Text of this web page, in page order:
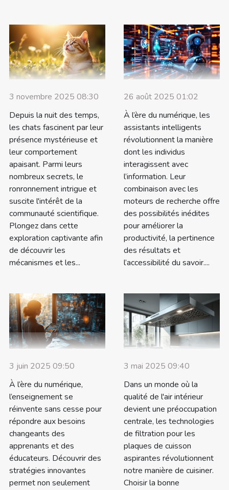
3 novembre 2025 08:30
Depuis la nuit des temps,
les chats fascinent par leur
présence mystérieuse et
leur comportement
apaisant. Parmi leurs
nombreux secrets, le
ronronnement intrigue et
suscite l'intérêt de la
communauté scientifique.
Plongez dans cette
exploration captivante afin
de découvrir les
mécanismes et les...
26 août 2025 01:02
À l’ère du numérique, les
assistants intelligents
révolutionnent la manière
dont les individus
interagissent avec
l’information. Leur
combinaison avec les
moteurs de recherche offre
des possibilités inédites
pour améliorer la
productivité, la pertinence
des résultats et
l’accessibilité du savoir....
3 juin 2025 09:50
À l’ère du numérique,
l’enseignement se
réinvente sans cesse pour
répondre aux besoins
changeants des
apprenants et des
éducateurs. Découvrir des
stratégies innovantes
permet non seulement
3 mai 2025 09:40
Dans un monde où la
qualité de l'air intérieur
devient une préoccupation
centrale, les technologies
de filtration pour les
plaques de cuisson
aspirantes révolutionnent
notre manière de cuisiner.
Choisir la bonne